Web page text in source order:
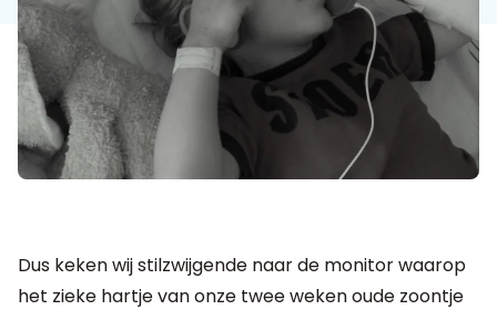
Dus keken wij stilzwijgende naar de monitor waarop
het zieke hartje van onze twee weken oude zoontje